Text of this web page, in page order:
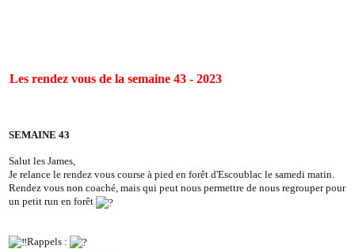
Les rendez vous de la semaine 43 - 2023
SEMAINE 43
Salut les James,
Je relance le rendez vous course à pied en forêt d'Escoublac le samedi matin.
Rendez vous non coaché, mais qui peut nous permettre de nous regrouper pour
un petit run en forêt
Rappels :